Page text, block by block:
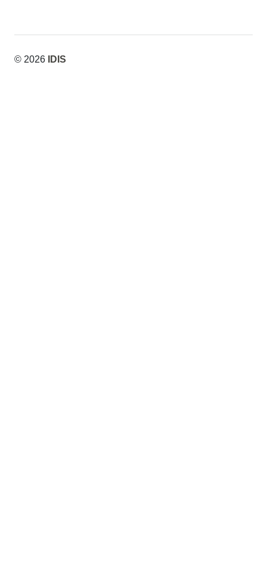
© 2026 IDIS